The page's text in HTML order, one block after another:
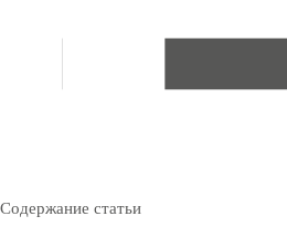
Содержание статьи